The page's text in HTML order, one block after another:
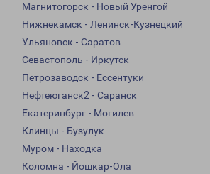
Магнитогорск - Новый Уренгой
Нижнекамск - Ленинск-Кузнецкий
Ульяновск - Саратов
Севастополь - Иркутск
Петрозаводск - Ессентуки
Нефтеюганск2 - Саранск
Екатеринбург - Могилев
Клинцы - Бузулук
Муром - Находка
Коломна - Йошкар-Ола